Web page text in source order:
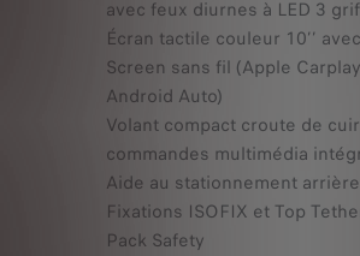
avec feux diurnes à LED 3
Écran tactile couleur 10’’
Screen sans fil (Apple
Android Auto)
Volant compact croute de
commandes multimédia
Aide au stationnement arrière
Fixations ISOFIX et Top
Pack Safety